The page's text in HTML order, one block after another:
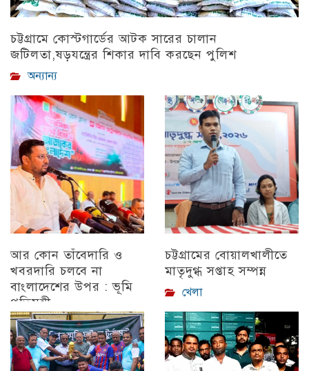
চট্টগ্রামে কোস্টগার্ডের আটক সারের চালান
জটিলতা,ষড়যন্ত্রের শিকার দাবি করছেন পুলিশ
অন্যান্য
আর কোন তাঁবেদারি ও
খবরদারি চলবে না
বাংলাদেশের উপর : ভূমি
প্রতিমন্ত্রী
চট্টগ্রাম
চট্টগ্রামের বোয়ালখালীতে
মাতৃদুগ্ধ সপ্তাহ সম্পন্ন
খেলা